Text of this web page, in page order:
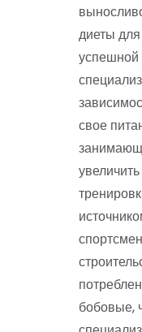
диеты
успешной
свое
бобовые,